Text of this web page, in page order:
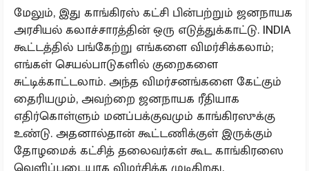
மேலும், இது காங்கிரஸ் கட்சி பின்பற்றும் ஜனநாயக
அரசியல் கலாச்சாரத்தின் ஒரு எடுத்துக்காட்டு. INDIA
கூட்டத்தில் பங்கேற்று எங்களை விமர்சிக்கலாம்;
எங்கள் செயல்பாடுகளில் குறைகளை
சுட்டிக்காட்டலாம். அந்த விமர்சனங்களை கேட்கும்
தைரியமும், அவற்றை ஜனநாயக ரீதியாக
எதிர்கொள்ளும் மனப்பக்குவமும் காங்கிரஸுக்கு
உண்டு. அதனால்தான் கூட்டணிக்குள் இருக்கும்
தோழமைக் கட்சித் தலைவர்கள் கூட காங்கிரஸை